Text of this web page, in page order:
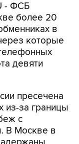
- ФСБ
более 20
в
которые
девяти
пресечена
из-за границы
с
В Москве в